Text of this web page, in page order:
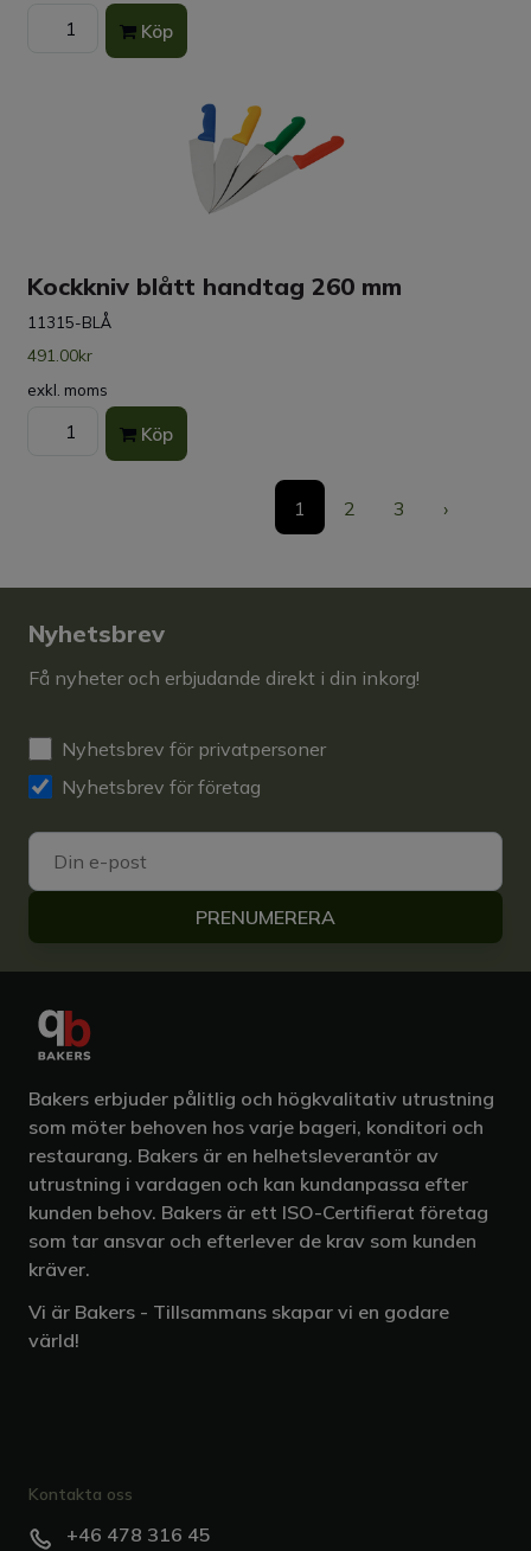
Köp
Kockkniv blått handtag 260 mm
11315-BLÅ
491.00kr
exkl. moms
Köp
1 2 3 ›
Nyhetsbrev
Få nyheter och erbjudande direkt i din inkorg!
Nyhetsbrev för privatpersoner
Nyhetsbrev för företag
PRENUMERERA
Bakers erbjuder pålitlig och högkvalitativ utrustning
som möter behoven hos varje bageri, konditori och
restaurang. Bakers är en helhetsleverantör av
utrustning i vardagen och kan kundanpassa efter
kunden behov. Bakers är ett ISO-Certifierat företag
som tar ansvar och efterlever de krav som kunden
kräver.
Vi är Bakers - Tillsammans skapar vi en godare
värld!
Kontakta oss
+46 478 316 45